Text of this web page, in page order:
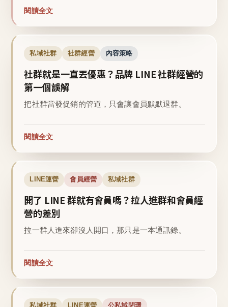
閱讀全文
私域社群 社群經營 內容策略
社群就是一直丟優惠？品牌 LINE 社群經營的
第一個誤解
把社群當發促銷的管道，只會讓會員默默退群。
閱讀全文
LINE運營 會員經營 私域社群
開了 LINE 群就有會員嗎？拉人進群和會員經
營的差別
拉一群人進來卻沒人開口，那只是一本通訊錄。
閱讀全文